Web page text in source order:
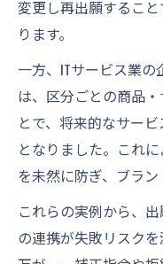
変更し再出願するこ
ります。
一方、ITサービス業
は、区分ごとの商品
とで、将来的なサー
となりました。これ
を未然に防ぎ、ブラン
これらの実例から、
の連携が失敗リスク